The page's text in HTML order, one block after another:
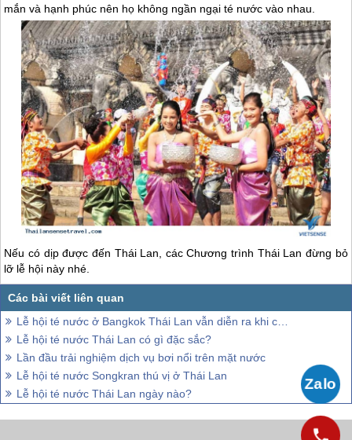
mắn và hạnh phúc nên họ không ngần ngại té nước vào nhau.
Nếu có dịp được đến Thái Lan , các Chương trình Thái Lan đừng bỏ
lỡ lễ hội này nhé.
Lễ hội té nước ở Bangkok Thái Lan vẫn diễn ra khi cả nước đang bị hạn hán
Lễ hội té nước Thái Lan có gì đặc sắc?
Lần đầu trải nghiệm dịch vụ bơi nổi trên mặt nước
Lễ hội té nước Songkran thú vị ở Thái Lan
Lễ hội té nước Thái Lan ngày nào?